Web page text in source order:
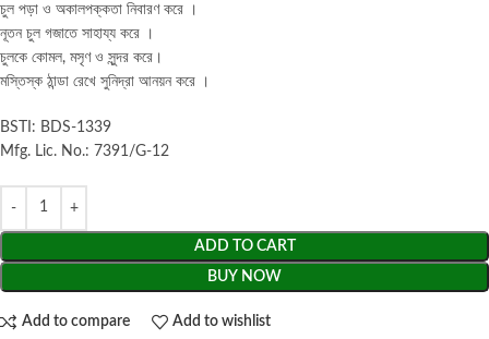
চুল পড়া ও অকালপক্কতা নিবারণ করে ।
নূতন চুল গজাতে সাহায্য করে ।
চুলকে কোমল, মসৃণ ও সুন্দর করে।
মস্তিস্ক ঠান্ডা রেখে সুনিদ্রা আনয়ন করে ।
BSTI: BDS-1339
Mfg. Lic. No.: 7391/G-12
ADD TO CART
BUY NOW
Add to compare Add to wishlist